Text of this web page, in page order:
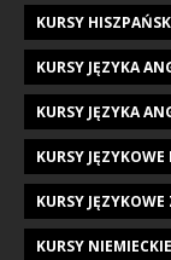
KURSY
KURSY JĘZYKA
KURSY JĘZYKA
KURSY
KURSY
KURSY